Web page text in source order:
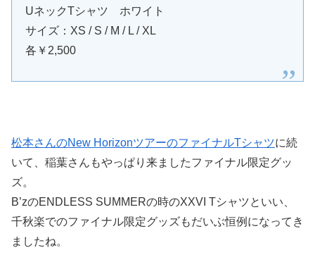
UネックTシャツ ホワイト
サイズ：XS / S / M / L / XL
各￥2,500
松本さんのNew HorizonツアーのファイナルTシャツに続
いて、稲葉さんもやっぱり来ましたファイナル限定グッ
ズ。
B’zのENDLESS SUMMERの時のXXVI Tシャツといい、
千秋楽でのファイナル限定グッズもだいぶ恒例になってき
ましたね。